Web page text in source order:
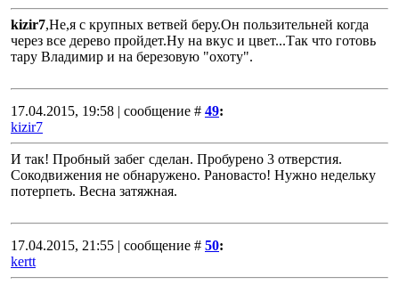
kizir7,Не,я с крупных ветвей беру.Он пользительней когда
через все дерево пройдет.Ну на вкус и цвет...Так что готовь
тару Владимир и на березовую "охоту".
17.04.2015, 19:58 | сообщение # 49:
kizir7
И так! Пробный забег сделан. Пробурено 3 отверстия.
Сокодвижения не обнаружено. Рановасто! Нужно недельку
потерпеть. Весна затяжная.
17.04.2015, 21:55 | сообщение # 50:
kertt